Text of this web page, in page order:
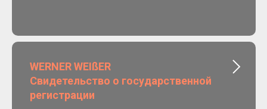
WERNER WEIßER
Свидетельство о государственной
регистрации